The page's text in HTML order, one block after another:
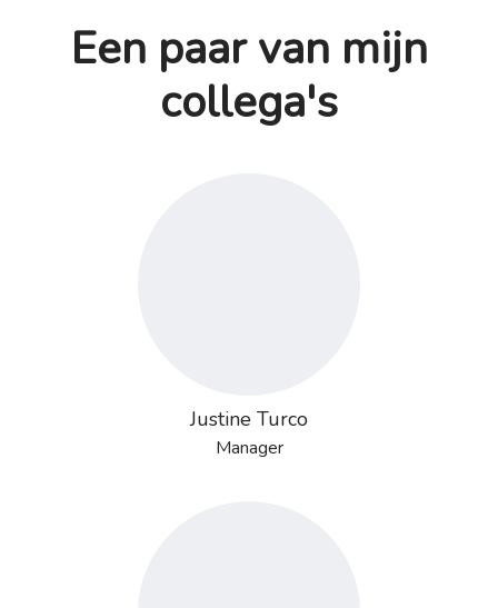
Een paar van mijn
collega's
Justine Turco
Manager